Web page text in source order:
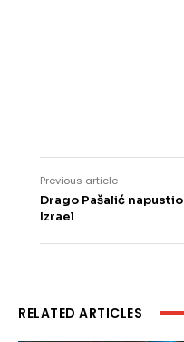
Previous article
Drago Pašalić napustio
Izrael
RELATED ARTICLES